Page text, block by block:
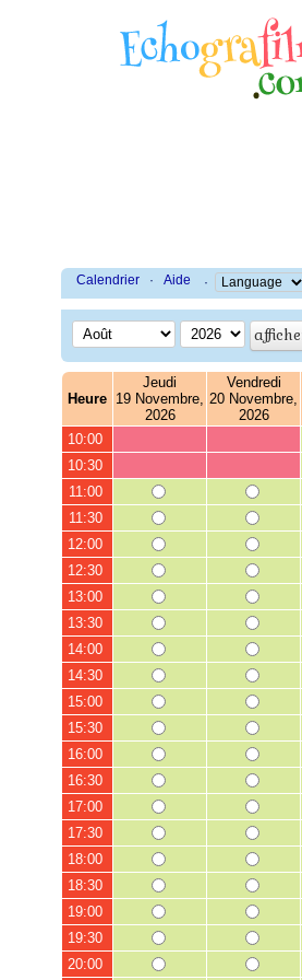
Calendrier · Aide ·
Heure
Jeudi
19 Novembre,
2026
Vendredi
20 Novembre,
2026
10:00
10:30
11:00
11:30
12:00
12:30
13:00
13:30
14:00
14:30
15:00
15:30
16:00
16:30
17:00
17:30
18:00
18:30
19:00
19:30
20:00